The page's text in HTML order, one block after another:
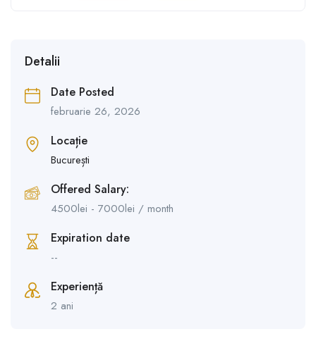
Detalii
Date Posted
februarie 26, 2026
Locație
București
Offered Salary:
4500lei - 7000lei / month
Expiration date
--
Experiență
2 ani